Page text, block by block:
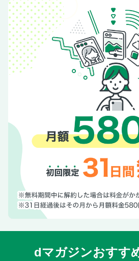
今月の“おいしい”アドレス (5) 鎌倉
今度の週末、どこに行く？ (25) “う
吉川トリコ つぶれた苺を食べること
お知らせ
「私を知る」星占い
CLASSY.を“サブスク”しませんか？
【デジタル版限定特典 1】グレー
月の着回しDiary
【デジタル版限定特典 2】あった
の1月着回しDiary
dマガジンおすす